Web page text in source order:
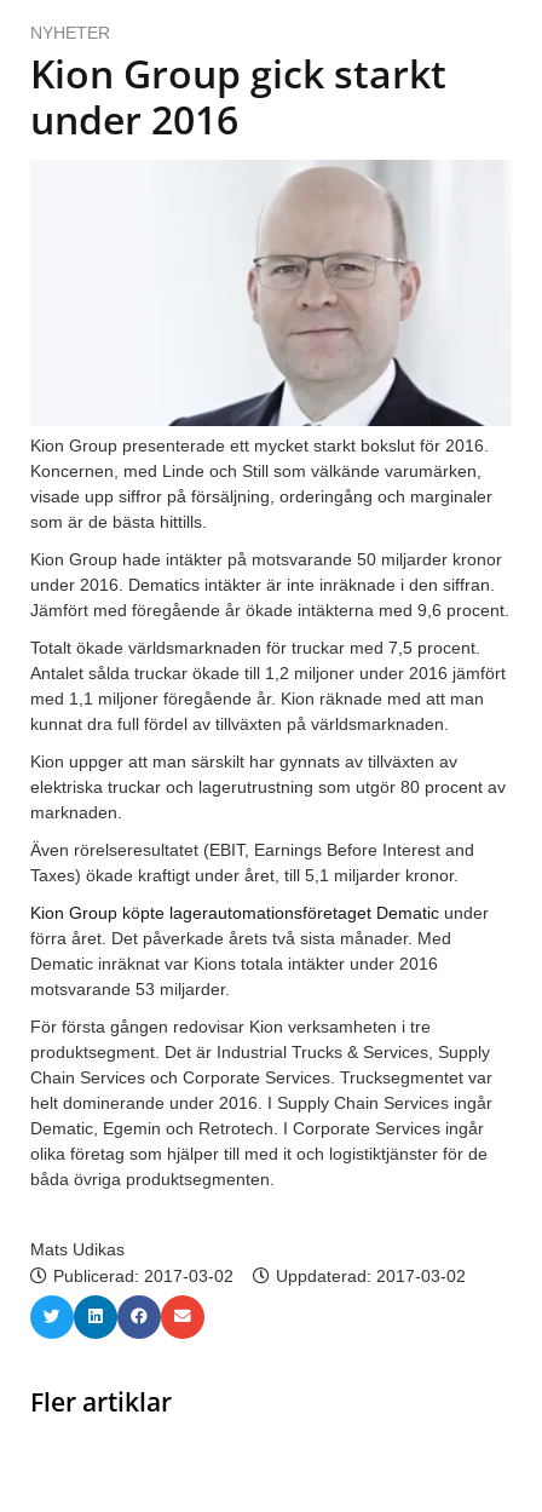
NYHETER
Kion Group gick starkt
under 2016
Kion Group presenterade ett mycket starkt bokslut för 2016.
Koncernen, med Linde och Still som välkände varumärken,
visade upp siffror på försäljning, orderingång och marginaler
som är de bästa hittills.
Kion Group hade intäkter på motsvarande 50 miljarder kronor
under 2016. Dematics intäkter är inte inräknade i den siffran.
Jämfört med föregående år ökade intäkterna med 9,6 procent.
Totalt ökade världsmarknaden för truckar med 7,5 procent.
Antalet sålda truckar ökade till 1,2 miljoner under 2016 jämfört
med 1,1 miljoner föregående år. Kion räknade med att man
kunnat dra full fördel av tillväxten på världsmarknaden.
Kion uppger att man särskilt har gynnats av tillväxten av
elektriska truckar och lagerutrustning som utgör 80 procent av
marknaden.
Även rörelseresultatet (EBIT, Earnings Before Interest and
Taxes) ökade kraftigt under året, till 5,1 miljarder kronor.
Kion Group köpte lagerautomationsföretaget Dematic under
förra året. Det påverkade årets två sista månader. Med
Dematic inräknat var Kions totala intäkter under 2016
motsvarande 53 miljarder.
För första gången redovisar Kion verksamheten i tre
produktsegment. Det är Industrial Trucks & Services, Supply
Chain Services och Corporate Services. Trucksegmentet var
helt dominerande under 2016. I Supply Chain Services ingår
Dematic, Egemin och Retrotech. I Corporate Services ingår
olika företag som hjälper till med it och logistiktjänster för de
båda övriga produktsegmenten.
Mats Udikas
Publicerad: 2017-03-02 Uppdaterad: 2017-03-02
Fler artiklar